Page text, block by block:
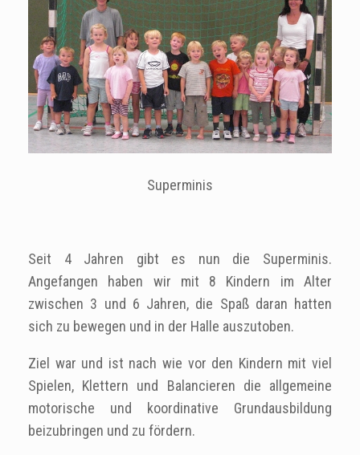
Superminis
Seit 4 Jahren gibt es nun die Superminis.
Angefangen haben wir mit 8 Kindern im Alter
zwischen 3 und 6 Jahren, die Spaß daran hatten
sich zu bewegen und in der Halle auszutoben.
Ziel war und ist nach wie vor den Kindern mit viel
Spielen, Klettern und Balancieren die allgemeine
motorische und koordinative Grundausbildung
beizubringen und zu fördern.